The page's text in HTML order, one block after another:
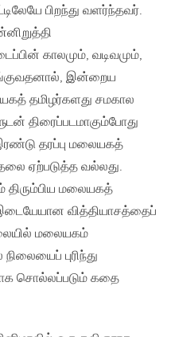
பிறந்து வளர்ந்தவர்.
காலமும், வடிவமும்,
இன்றைய
தமிழர்களது சமகால
திரைப்படமாகும்போது
தரப்பு மலையகத்
ஏற்படுத்த வல்லது.
திரும்பிய மலையகத்
வித்தியாசத்தைப்
மலையகம்
புரிந்து
சொல்லப்படும் கதை